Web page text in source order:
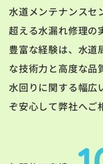
水道メンテナンスセ
超える水漏れ修理の
豊富な経験は、水道
な技術力と高度な品
水回りに関する幅広
ぞ安心して弊社へご